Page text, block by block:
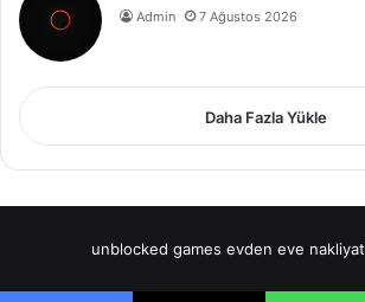
Admin 7 Ağustos 2026
Daha Fazla Yükle
unblocked games evden eve nakliyat